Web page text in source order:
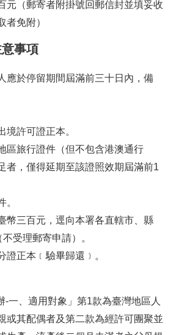
元（郵寄者附掛號回郵信封並填妥收
者免附）
事項
應於停留期間屆滿前三十日內，備
境許可證正本。
區旅行證件（但不包含港澳通行
者，僅得延期至該證照效期屆滿前1
。
幣三百元，逕向本署各直轄市、縣
受理郵寄申請）。
證正本﹝驗畢歸還﹞。
-一、適用對象」第1款為臺灣地區人
或其配偶者及第二款為經許可團聚並